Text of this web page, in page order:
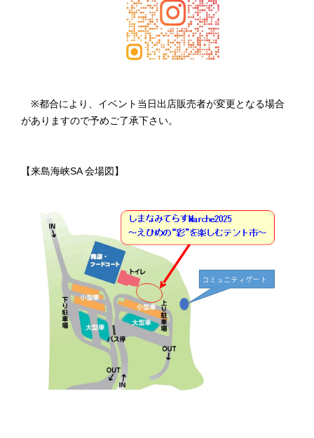
※都合により、イベント当日出店販売者が変更となる場合
がありますので予めご了承下さい。
【来島海峡SA 会場図】